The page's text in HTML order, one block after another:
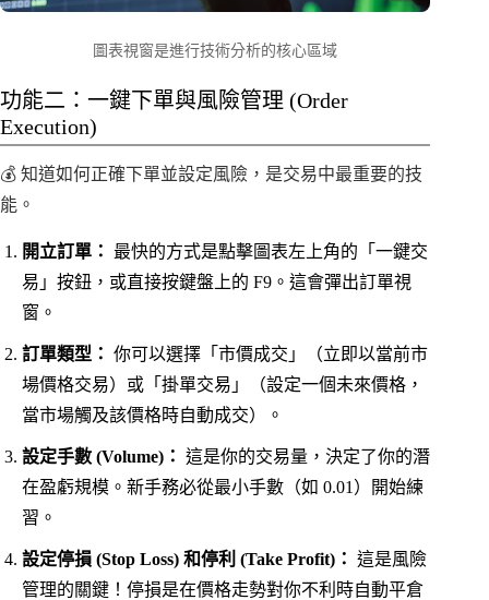
圖表視窗是進行技術分析的核心區域
功能二：一鍵下單與風險管理 (Order
Execution)
💰 知道如何正確下單並設定風險，是交易中最重要的技
能。
開立訂單：
最快的方式是點擊圖表左上角的「一鍵交
易」按鈕，或直接按鍵盤上的 F9。這會彈出訂單視
窗。
訂單類型： 你可以選擇「市價成交」（立即以當前市
場價格交易）或「掛單交易」（設定一個未來價格，
當市場觸及該價格時自動成交）。
設定手數 (Volume)： 這是你的交易量，決定了你的潛
在盈虧規模。新手務必從最小手數（如 0.01）開始練
習。
設定停損 (Stop Loss) 和停利 (Take Profit)： 這是風險
管理的關鍵！停損是在價格走勢對你不利時自動平倉